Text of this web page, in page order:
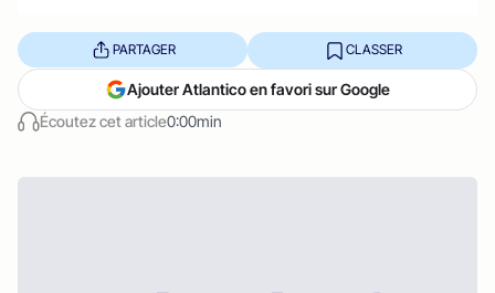
Écoutez cet article0:00min
PARTAGER CLASSER
Ajouter Atlantico en favori sur Google